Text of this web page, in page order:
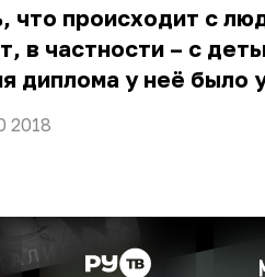
что происходит с
в частности – с
диплома у неё было
2018